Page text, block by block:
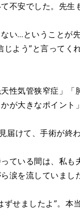
不安でした。先生
い…ということが
よう”と言ってく
性気管狭窄症」「
が大きなポイント
届けて、手術が終
ている間は、私も
涙を流していまし
せましたよ”。本